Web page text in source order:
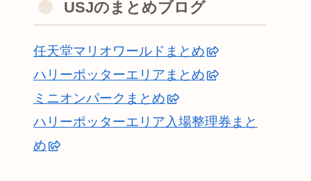
USJのまとめブログ
任天堂マリオワールドまとめ
ハリーポッターエリアまとめ
ミニオンパークまとめ
ハリーポッターエリア入場整理券まと
め